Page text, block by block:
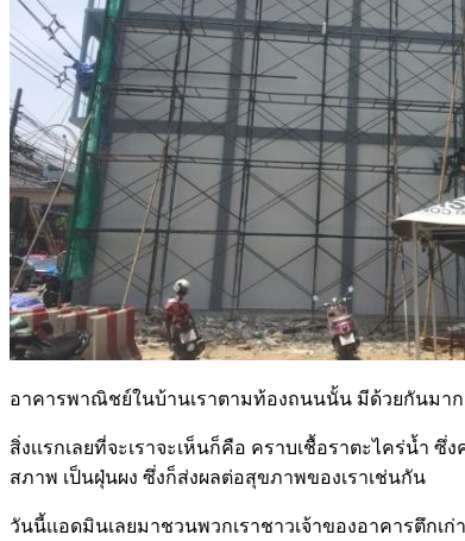
อาคารพาณิชย์ในบ้านเราตามท้องถนนนั้น มีด้วยกันมากม
สิ่งเเรกเลยที่จะเราจะเห็นก็คือ คราบเชื้อราตะไคร่น้ำ
สภาพ เป็นฝุ่นผง ซึ่งก็ส่งผลต่อสุขภาพของเราเช่นกัน
วันนี้เเอดมินเลยมาชวนพวกเราชาวเจ้าของอาคารตึกเ